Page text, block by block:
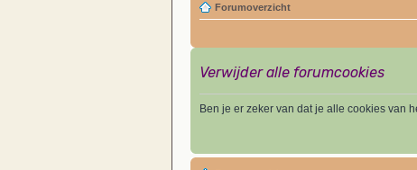
Forumoverzicht
Verwijder alle forumcookies
Ben je er zeker van dat je alle cookies van